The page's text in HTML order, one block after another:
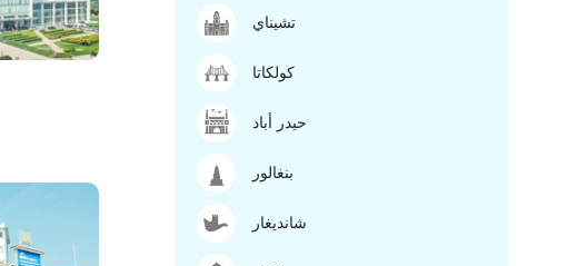
تشيناي
كولكاتا
حيدر أباد
بنغالور
شانديغار